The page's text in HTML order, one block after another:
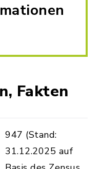
Fakten
947 (Stand:
31.12.2025 auf